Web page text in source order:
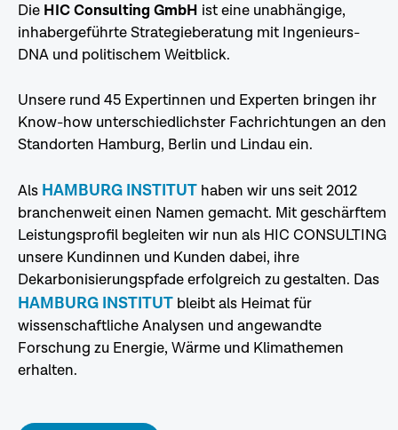
Die HIC Consulting GmbH ist eine unabhängige,
inhabergeführte Strategieberatung mit Ingenieurs-
DNA und politischem Weitblick.
Unsere rund 45 Expertinnen und Experten bringen ihr
Know-how unterschiedlichster Fachrichtungen an den
Standorten Hamburg, Berlin und Lindau ein.
Als HAMBURG INSTITUT haben wir uns seit 2012
branchenweit einen Namen gemacht. Mit geschärftem
Leistungsprofil begleiten wir nun als HIC CONSULTING
unsere Kundinnen und Kunden dabei, ihre
Dekarbonisierungspfade erfolgreich zu gestalten. Das
HAMBURG INSTITUT bleibt als Heimat für
wissenschaftliche Analysen und angewandte
Forschung zu Energie, Wärme und Klimathemen
erhalten.